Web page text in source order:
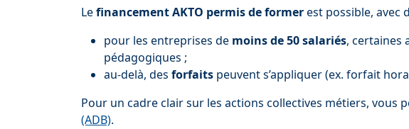
Lefinancement AKTO permis de formerest possible, avec
pour les entreprises de moins de 50 salariés, certaines
pédagogiques ;
au-delà, des forfaits peuvent s’appliquer (ex. forfait
Pour un cadre clair sur les actions collectives métiers, vous
(ADB).